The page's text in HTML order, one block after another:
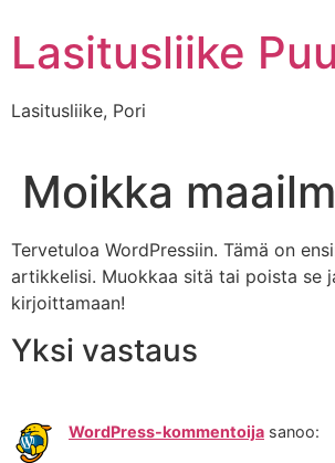
sisältöön
Lasitusliike
Lasitusliike, Pori
Moikka
Tervetuloa WordPressiin. Tämä on
artikkelisi. Muokkaa sitä tai poista se
kirjoittamaan!
Yksi vastaus
WordPress-kommentoija sanoo: